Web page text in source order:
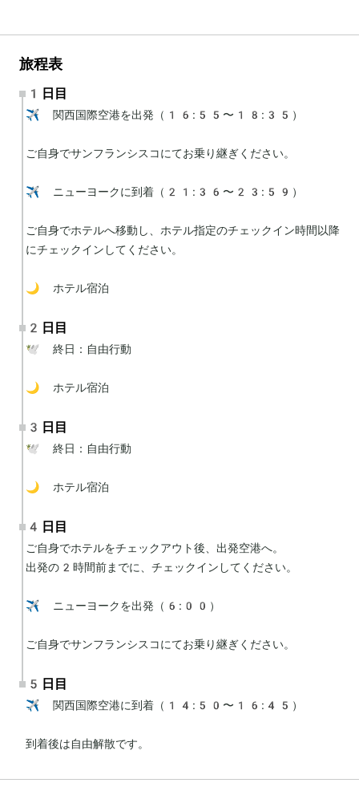
旅程表
1日目
✈️ 関西国際空港を出発（16:55〜18:35）
ご自身でサンフランシスコにてお乗り継ぎください。
✈️ ニューヨークに到着（21:36〜23:59）
ご自身でホテルへ移動し、ホテル指定のチェックイン時間以降
にチェックインしてください。
🌙 ホテル宿泊
2日目
🕊 終日：自由行動
🌙 ホテル宿泊
3日目
🕊 終日：自由行動
🌙 ホテル宿泊
4日目
ご自身でホテルをチェックアウト後、出発空港へ。
出発の2時間前までに、チェックインしてください。
✈️ ニューヨークを出発（6:00）
ご自身でサンフランシスコにてお乗り継ぎください。
5日目
✈️ 関西国際空港に到着（14:50〜16:45）
到着後は自由解散です。